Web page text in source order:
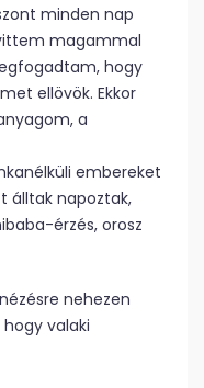
minden nap
magammal
hogy
ellövök. Ekkor
a
embereket
álltak napoztak,
érzés, orosz
nehezen
valaki